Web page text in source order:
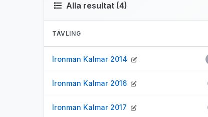
Alla resultat (4)
TÄVLING
Ironman Kalmar 2014
Ironman Kalmar 2016
Ironman Kalmar 2017